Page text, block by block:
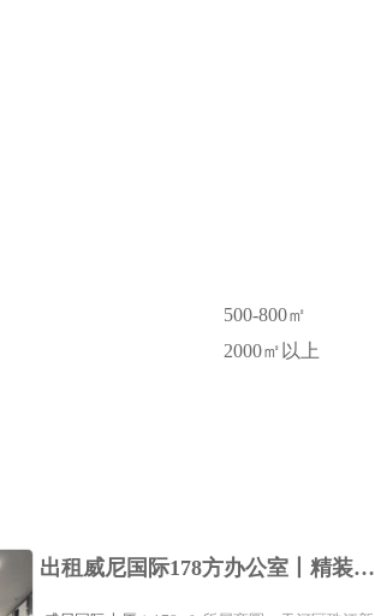
500-800㎡
2000㎡以上
出租威尼国际178方办公室丨精装修带家具3个间隔丨79元